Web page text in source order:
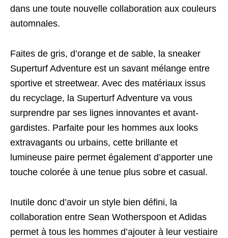
dans une toute nouvelle collaboration aux couleurs
automnales.
Faites de gris, d’orange et de sable, la sneaker
Superturf Adventure est un savant mélange entre
sportive et streetwear. Avec des matériaux issus
du recyclage, la Superturf Adventure va vous
surprendre par ses lignes innovantes et avant-
gardistes. Parfaite pour les hommes aux looks
extravagants ou urbains, cette brillante et
lumineuse paire permet également d’apporter une
touche colorée à une tenue plus sobre et casual.
Inutile donc d’avoir un style bien défini, la
collaboration entre Sean Wotherspoon et Adidas
permet à tous les hommes d’ajouter à leur vestiaire